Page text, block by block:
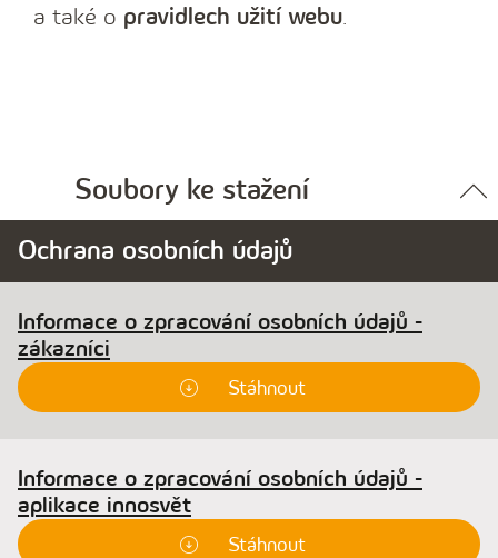
a také o pravidlech užití webu.
Soubory ke stažení
Ochrana osobních údajů
Informace o zpracování osobních údajů -
zákazníci
Stáhnout
Informace o zpracování osobních údajů -
aplikace innosvět
Stáhnout